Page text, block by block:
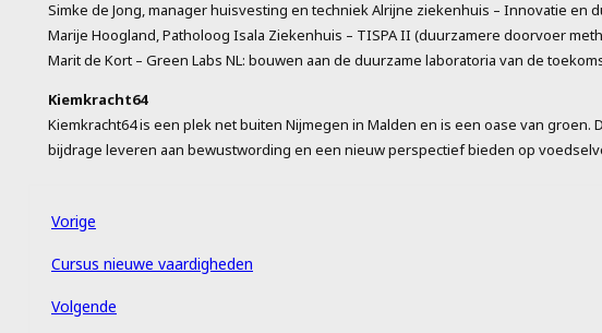
Simke de Jong, manager huisvesting en techniek Alrijne ziekenhuis – Innovatie en
Marije Hoogland, Patholoog Isala Ziekenhuis – TISPA II (duurzamere doorvoer
Marit de Kort – Green Labs NL: bouwen aan de duurzame laboratoria van de
Kiemkracht64
Kiemkracht64 is een plek net buiten Nijmegen in Malden en is een oase van
bijdrage leveren aan bewustwording en een nieuw perspectief bieden op
Vorige
Cursus nieuwe vaardigheden
Volgende